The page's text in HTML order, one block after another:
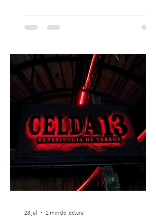
vivir una jornada de música, comunidad y
cultura electrónica desde las 18:00 horas.
viernes 31 de julio, a las 13:00 horas, a
través de Passline. Hay artistas que marcan
una época y otros que construyen la
historia. Carl Cox pertenece a esta última
categoría. Considerado una de las figura
28 jul 2 min de lectura